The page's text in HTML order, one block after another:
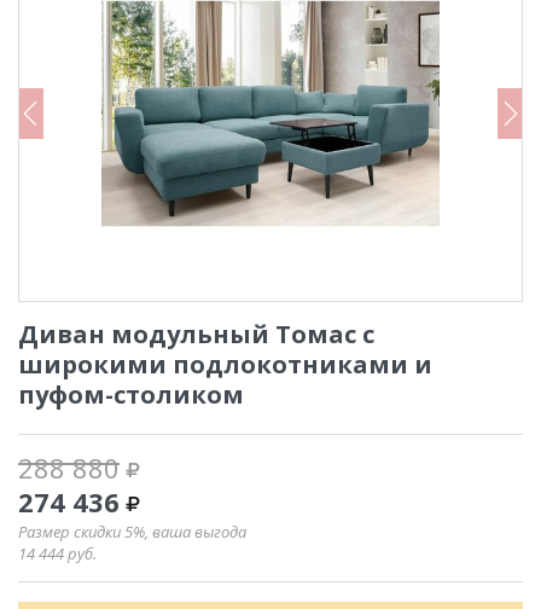
Диван модульный Томас с
широкими подлокотниками и
пуфом-столиком
288 880
274 436
Размер скидки 5%, ваша выгода
14 444руб.